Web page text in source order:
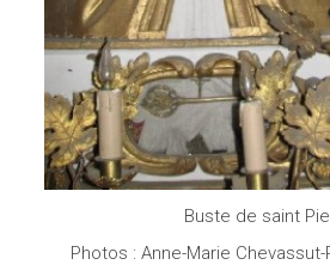
Buste de saint
Photos : Anne-Marie